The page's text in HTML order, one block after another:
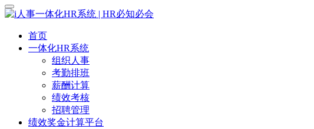
首页
一体化HR系统
组织人事
考勤排班
薪酬计算
绩效考核
招聘管理
绩效奖金计算平台